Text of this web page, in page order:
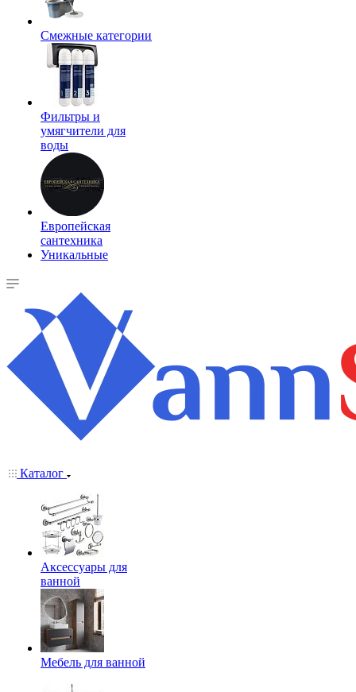
Смежные категории
Фильтры и
умягчители для
воды
Европейская
сантехника
Уникальные
Каталог
Аксессуары для
ванной
Мебель для ванной